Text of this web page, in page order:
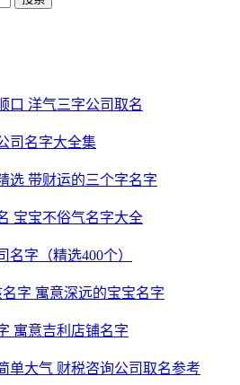
口 洋气三字公司取名
司名字大全集
选 带财运的三个字名字
宝宝不俗气名字大全
名字（精选400个）
字 寓意深远的宝宝名字
寓意吉利店铺名字
单大气 财税咨询公司取名参考